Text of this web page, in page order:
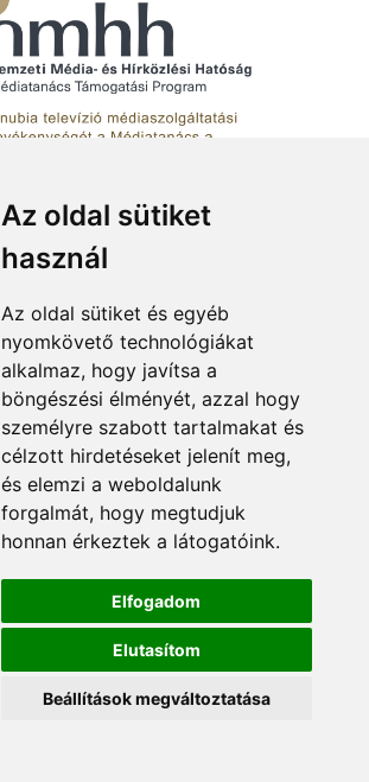
Az oldal sütiket
használ
Az oldal sütiket és egyéb
nyomkövető technológiákat
alkalmaz, hogy javítsa a
böngészési élményét, azzal hogy
személyre szabott tartalmakat és
célzott hirdetéseket jelenít meg,
és elemzi a weboldalunk
forgalmát, hogy megtudjuk
honnan érkeztek a látogatóink.
Elfogadom
Elutasítom
Beállítások megváltoztatása
RSS
JOGI NYILATKOZAT
KAPCSOLAT
OLDALTÉRKÉP
IMPRESSZUM
HÍR BEKÜLDÉSE
© 2026 DANUBIA TV